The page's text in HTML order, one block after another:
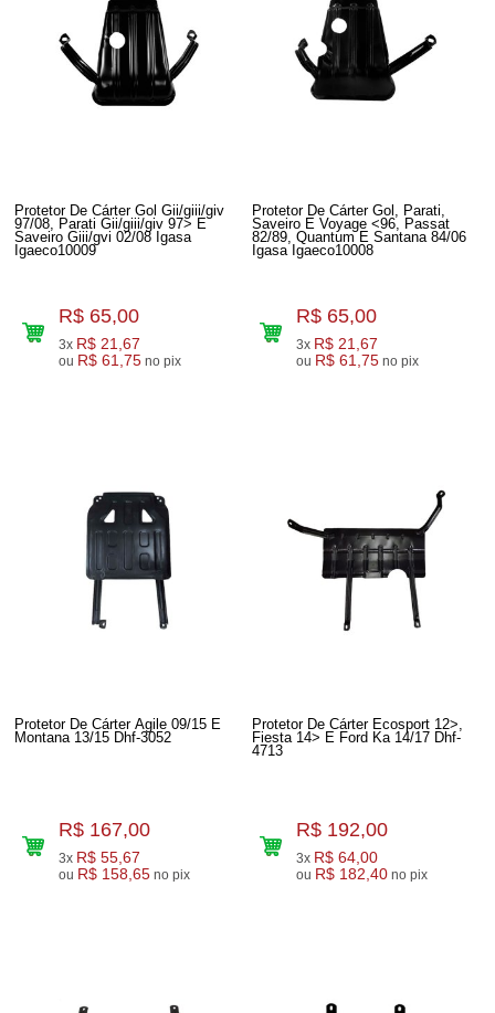
Protetor De Cárter Gol Gii/giii/giv
97/08, Parati Gii/giii/giv 97> E
Saveiro Giii/gvi 02/08 Igasa
Igaeco10009
R$ 65,00
3x R$ 21,67
ou R$ 61,75 no pix
Protetor De Cárter Gol, Parati,
Saveiro E Voyage <96, Passat
82/89, Quantum E Santana 84/06
Igasa Igaeco10008
R$ 65,00
3x R$ 21,67
ou R$ 61,75 no pix
Protetor De Cárter Agile 09/15 E
Montana 13/15 Dhf-3052
R$ 167,00
3x R$ 55,67
ou R$ 158,65 no pix
Protetor De Cárter Ecosport 12>,
Fiesta 14> E Ford Ka 14/17 Dhf-
4713
R$ 192,00
3x R$ 64,00
ou R$ 182,40 no pix